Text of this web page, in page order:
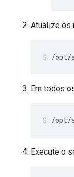
Atualize os
/opt/
Em todos
/opt/
Execute o